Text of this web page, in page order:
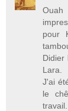
pour
Didier
Lara.
J'ai
le
travail.